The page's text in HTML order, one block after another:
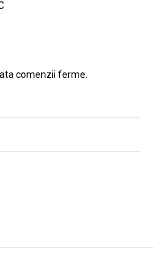
comenzii ferme.